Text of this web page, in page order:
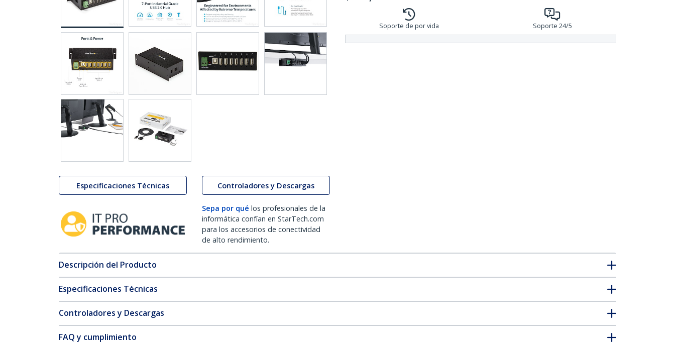
Especificaciones Técnicas Controladores y Descargas
Sepa por qué los profesionales de la
informática confían en StarTech.com
para los accesorios de conectividad
de alto rendimiento.
Soporte de por vida Soporte 24/5
Descripción del Producto
Especificaciones Técnicas
Controladores y Descargas
FAQ y cumplimiento